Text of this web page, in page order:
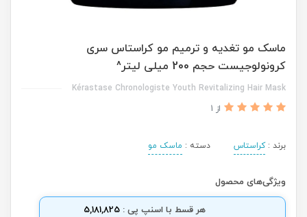
ماسک مو تغدیه و ترمیم مو کراستاس سری
کرونولوجیست حجم 200 میلی لیتر^
Kérastase Chronologiste Youth Revitalizing Hair Mask
از 1
برند :کراستاس دسته : ماسک مو
ویژگی‌های محصول
هر قسط با اسنپ پی : 5,181,825